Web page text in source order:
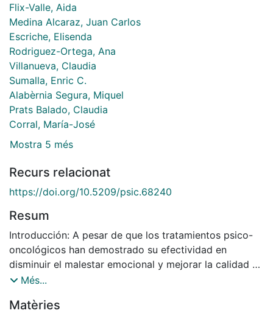
Flix-Valle, Aida
Medina Alcaraz, Juan Carlos
Escriche, Elisenda
Rodriguez-Ortega, Ana
Villanueva, Claudia
Sumalla, Enric C.
Alabèrnia Segura, Miquel
Prats Balado, Claudia
Corral, María-José
Mostra 5 més
Recurs relacionat
https://doi.org/10.5209/psic.68240
Resum
Introducción: A pesar de que los tratamientos psico-
oncológicos han demostrado su efectividad en
disminuir el malestar emocional y mejorar la calidad de
vida de las personas con cáncer, aún existen
transformación a online de esta atención se plantea
Més...
Matèries